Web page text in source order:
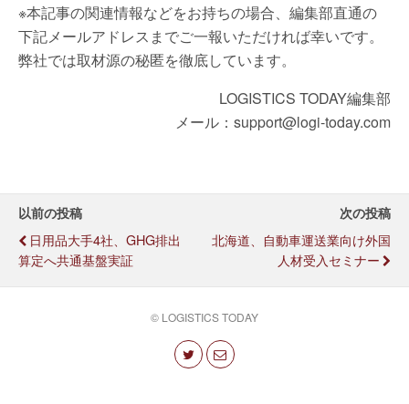
※本記事の関連情報などをお持ちの場合、編集部直通の
下記メールアドレスまでご一報いただければ幸いです。
弊社では取材源の秘匿を徹底しています。
LOGISTICS TODAY編集部
メール：support@logi-today.com
以前の投稿
日用品大手4社、GHG排出
算定へ共通基盤実証
次の投稿
北海道、自動車運送業向け外国
人材受入セミナー
© LOGISTICS TODAY